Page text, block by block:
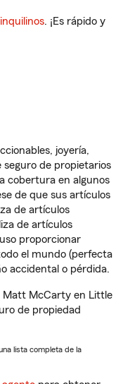
. ¡Es rápido y
joyería,
seguro de propietarios
cobertura en algunos
de que sus artículos
de artículos
de artículos
proporcionar
el mundo (perfecta
accidental o pérdida.
Matt McCarty en Little
de propiedad
lista completa de la